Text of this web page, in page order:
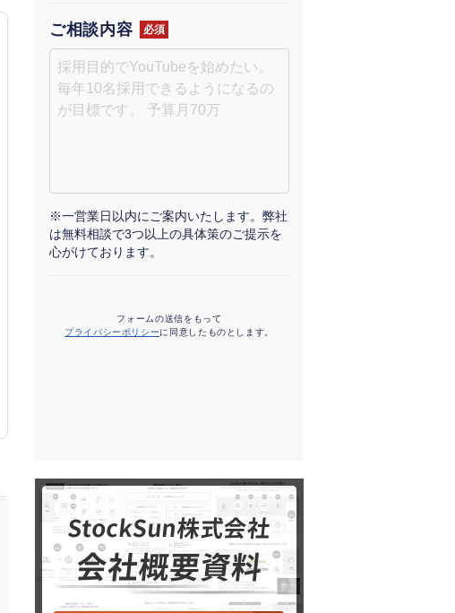
ご相談内容 必須
※一営業日以内にご案内いたします。弊社
は無料相談で3つ以上の具体策のご提示を
心がけております。
フォームの送信をもって
プライバシーポリシーに同意したものとします。